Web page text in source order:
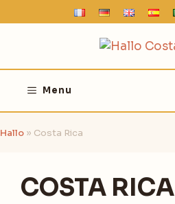
au
Menu
Hallo » Costa Rica
COSTA RICA